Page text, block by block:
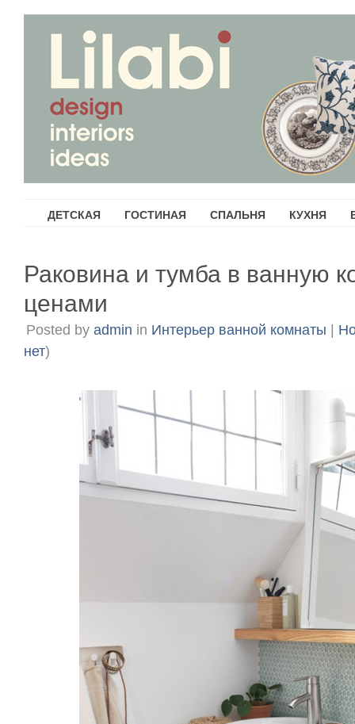
ДЕТСКАЯ ГОСТИНАЯ СПАЛЬНЯ КУХНЯ
Раковина и тумба в ванную
ценами
Posted by admin in Интерьер ванной комнаты
нет)